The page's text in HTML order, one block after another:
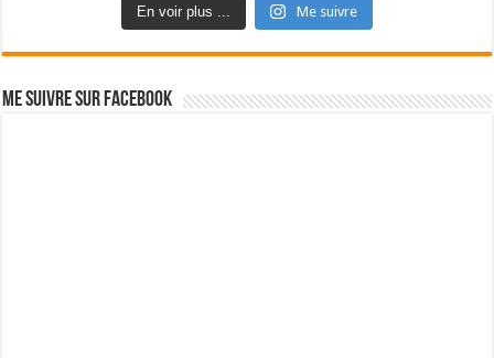
En voir plus ... Me suivre
Me suivre sur Facebook